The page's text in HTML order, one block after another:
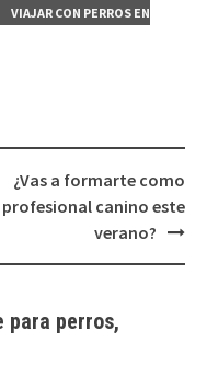
VIAJAR CON PERROS EN
¿Vas a formarte como
profesional canino este
verano?
para perros,